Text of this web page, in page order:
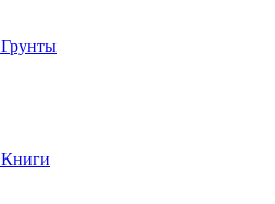
Грунты
Книги